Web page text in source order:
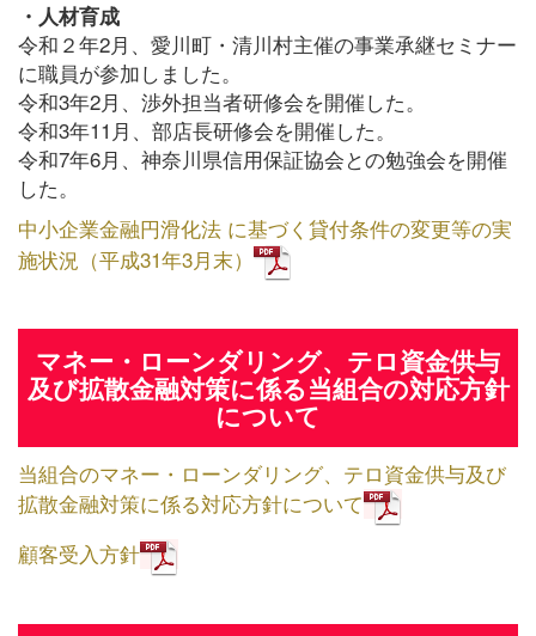
・人材育成
令和２年2月、愛川町・清川村主催の事業承継セミナー
に職員が参加しました。
令和3年2月、渉外担当者研修会を開催した。
令和3年11月、部店長研修会を開催した。
令和7年6月、神奈川県信用保証協会との勉強会を開催
した。
中小企業金融円滑化法 に基づく貸付条件の変更等の実
施状況（平成31年3月末）
マネー・ローンダリング、テロ資金供与
及び拡散金融対策に係る当組合の対応方針
について
当組合のマネー・ローンダリング、テロ資金供与及び
拡散金融対策に係る対応方針について
顧客受入方針